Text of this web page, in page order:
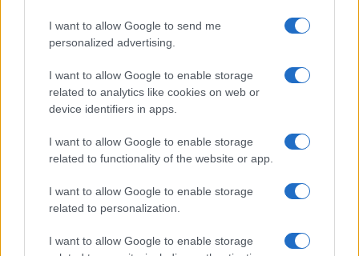
I want to allow Google to send me
personalized advertising.
I want to allow Google to enable storage
related to analytics like cookies on web or
device identifiers in apps.
I want to allow Google to enable storage
related to functionality of the website or app.
I want to allow Google to enable storage
related to personalization.
I want to allow Google to enable storage
Sterling Point – L’isola dei segreti: trama, cast e
perché guardarla
TEEN NEWS